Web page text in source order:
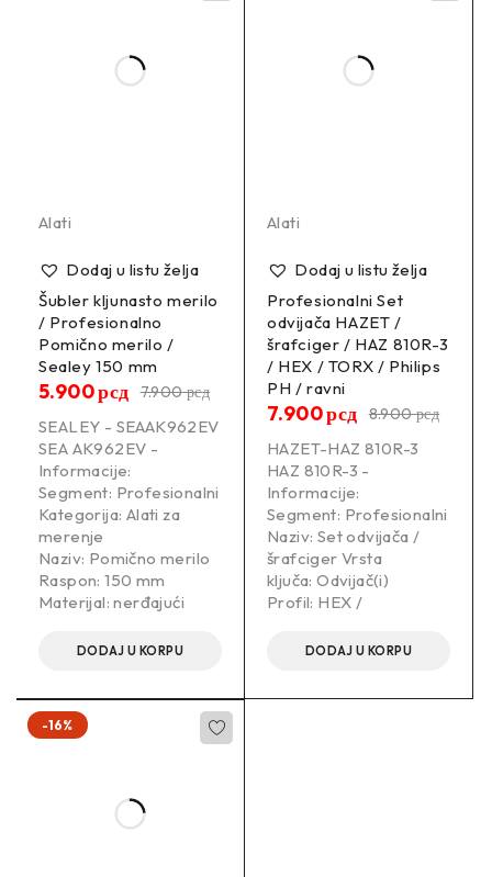
Alati
Dodaj u listu želja
Šubler kljunasto merilo
/ Profesionalno
Pomično merilo /
Sealey 150 mm
7.900рсд
5.900рсд
SEALEY - SEAAK962EV
SEA AK962EV -
Informacije:
Segment: Profesionalni
Kategorija: Alati za
merenje
Naziv: Pomično merilo
Raspon: 150 mm
Materijal: nerđajući
DODAJ U KORPU
Alati
Dodaj u listu želja
Profesionalni Set
odvijača HAZET /
šrafciger / HAZ 810R-3
/ HEX / TORX / Philips
PH / ravni
8.900рсд
7.900рсд
HAZET-HAZ 810R-3
HAZ 810R-3 -
Informacije:
Segment: Profesionalni
Naziv: Set odvijača /
šrafciger Vrsta
ključa: Odvijač(i)
Profil: HEX /
DODAJ U KORPU
-16%